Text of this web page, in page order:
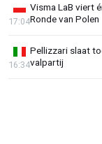
Visma LaB viert
Ronde van Polen
17:04
Pellizzari slaat
valpartij
16:34